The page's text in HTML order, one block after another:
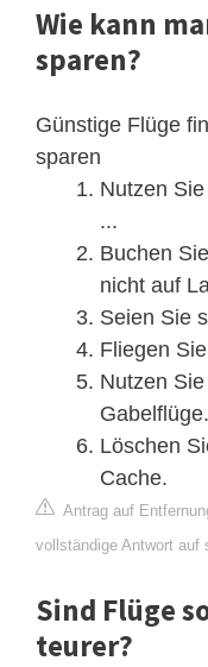
Wie kann
sparen?
Günstige Flüge
sparen
Nutzen
...
Buchen
nicht auf
Seien Sie
Fliegen
Nutzen
Löschen
Cache.
Antrag auf
vollständige Antwort auf
Sind Flüge
teurer?